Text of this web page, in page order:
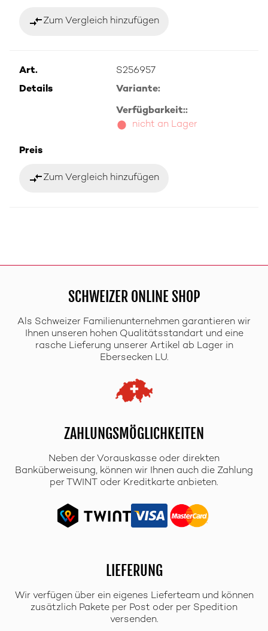
compare_arrowsZum Vergleich hinzufügen
Art.
S256957
Details
Variante:
Verfügbarkeit::
nicht an Lager
Preis
compare_arrowsZum Vergleich hinzufügen
SCHWEIZER ONLINE SHOP
Als Schweizer Familienunternehmen garantieren wir
Ihnen unseren hohen Qualitätsstandart und eine
rasche Lieferung unserer Artikel ab Lager in
Ebersecken LU.
ZAHLUNGSMÖGLICHKEITEN
Neben der Vorauskasse oder direkten
Banküberweisung, können wir Ihnen auch die Zahlung
per TWINT oder Kreditkarte anbieten.
LIEFERUNG
Wir verfügen über ein eigenes Lieferteam und können
zusätzlich Pakete per Post oder per Spedition
versenden.